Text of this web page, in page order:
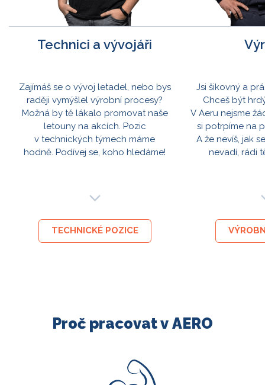
Technici a vývojáři
Zajímáš se o vývoj letadel, nebo bys
raději vymýšlel výrobní procesy?
Možná by tě lákalo promovat naše
letouny na akcích. Pozic
v technických týmech máme
hodně. Podívej se, koho hledáme!
TECHNICKÉ POZICE
Jsi šikovný a
Chceš být
V Aeru nejsme
si potrpíme na
A že nevíš, jak
nevadí, rádi
Proč pracovat v AERO